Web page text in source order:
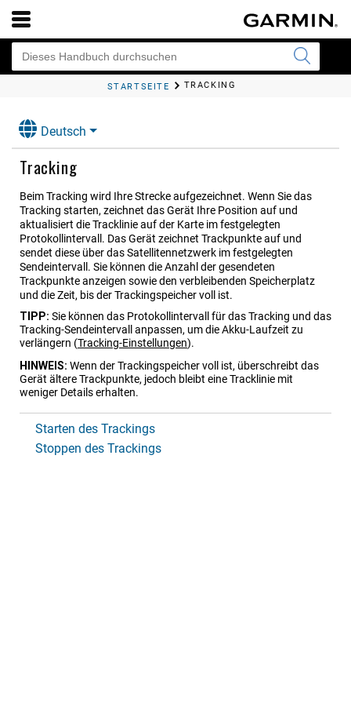
STARTSEITE TRACKING
Deutsch
Tracking
Beim Tracking wird Ihre Strecke aufgezeichnet. Wenn Sie das
Tracking starten, zeichnet das Gerät Ihre Position auf und
aktualisiert die Tracklinie auf der Karte im festgelegten
Protokollintervall. Das Gerät zeichnet Trackpunkte auf und
sendet diese über das Satellitennetzwerk im festgelegten
Sendeintervall. Sie können die Anzahl der gesendeten
Trackpunkte anzeigen sowie den verbleibenden Speicherplatz
und die Zeit, bis der Trackingspeicher voll ist.
TIPP: Sie können das Protokollintervall für das Tracking und das
Tracking-Sendeintervall anpassen, um die Akku-Laufzeit zu
verlängern (Tracking-Einstellungen).
HINWEIS: Wenn der Trackingspeicher voll ist, überschreibt das
Gerät ältere Trackpunkte, jedoch bleibt eine Tracklinie mit
weniger Details erhalten.
Starten des Trackings
Stoppen des Trackings